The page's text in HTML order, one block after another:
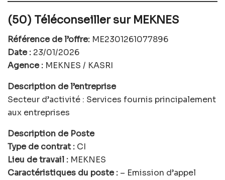
(50) Téléconseiller sur MEKNES
Référence de l’offre: ME2301261077896
Date : 23/01/2026
Agence : MEKNES / KASRI
Description de l’entreprise
Secteur d’activité : Services fournis principalement
aux entreprises
Description de Poste
Type de contrat : CI
Lieu de travail : MEKNES
Caractéristiques du poste : – Emission d’appel